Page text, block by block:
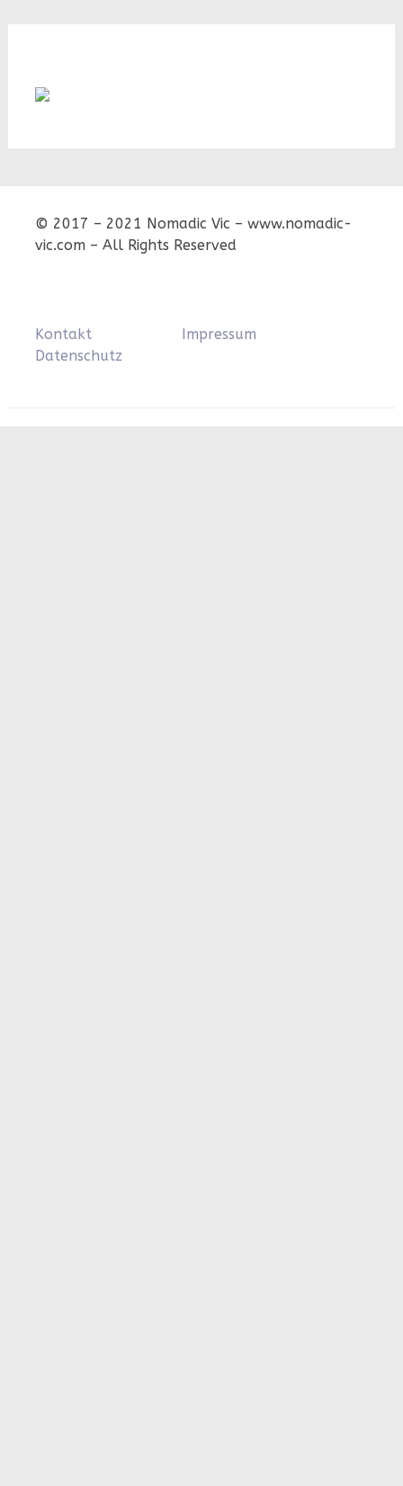
© 2017 – 2021 Nomadic Vic – www.nomadic-
vic.com – All Rights Reserved
Kontakt
Impressum
Datenschutz